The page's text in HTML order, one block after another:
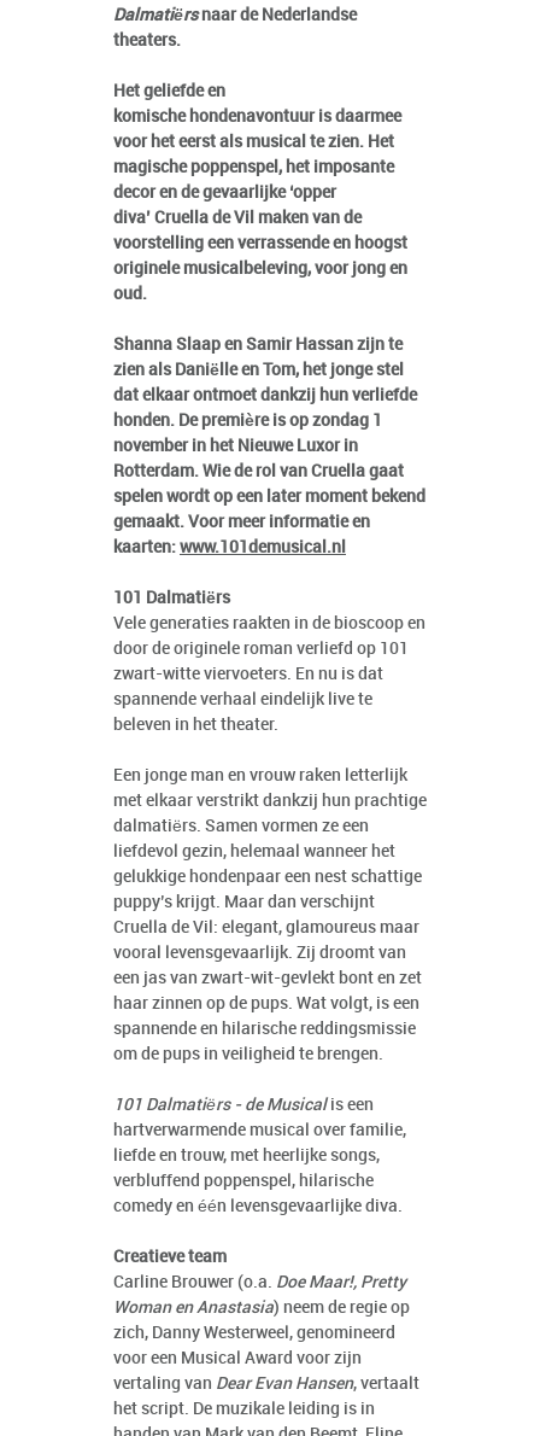
Dalmatiërsnaar de Nederlandse
theaters.
Het geliefde en
komische hondenavontuur is daarmee
voor het eerst als musical te zien. Het
magische poppenspel, het imposante
decor en de gevaarlijke ‘opper
diva’ Cruella de Vil maken van de
voorstelling een verrassende en hoogst
originele musicalbeleving, voor jong en
oud.
Shanna Slaap en Samir Hassan zijn te
zien als Daniëlle en Tom, het jonge stel
dat elkaar ontmoet dankzij hun verliefde
honden. De première is op zondag 1
november in het Nieuwe Luxor in
Rotterdam. Wie de rol van Cruella gaat
spelen wordt op een later moment bekend
gemaakt. Voor meer informatie en
kaarten: www.101demusical.nl
101 Dalmatiërs
Vele generaties raakten in de bioscoop en
door de originele roman verliefd op 101
zwart-witte viervoeters. En nu is dat
spannende verhaal eindelijk live te
beleven in het theater.
Een jonge man en vrouw raken letterlijk
met elkaar verstrikt dankzij hun prachtige
dalmatiërs. Samen vormen ze een
liefdevol gezin, helemaal wanneer het
gelukkige hondenpaar een nest schattige
puppy’s krijgt. Maar dan verschijnt
Cruella de Vil: elegant, glamoureus maar
vooral levensgevaarlijk. Zij droomt van
een jas van zwart-wit-gevlekt bont en zet
haar zinnen op de pups. Wat volgt, is een
spannende en hilarische reddingsmissie
om de pups in veiligheid te brengen.
101 Dalmatiërs - de Musicalis een
hartverwarmende musical over familie,
liefde en trouw, met heerlijke songs,
verbluffend poppenspel, hilarische
comedy en één levensgevaarlijke diva.
Creatieve team
Carline Brouwer (o.a. Doe Maar!, Pretty
Woman en Anastasia) neem de regie op
zich, Danny Westerweel, genomineerd
voor een Musical Award voor zijn
vertaling van Dear Evan Hansen, vertaalt
het script. De muzikale leiding is in